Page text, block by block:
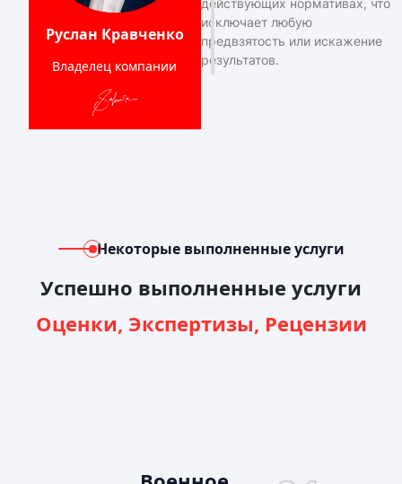
Руслан Кравченко
Владелец компании
действующих нормативах, что
исключает любую
предвзятость или искажение
результатов.
Некоторые выполненные услуги
Успешно выполненные услуги
Оценки, Экспертизы, Рецензии